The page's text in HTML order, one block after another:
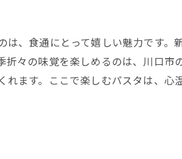
、食通にとって嬉しい魅力です。
々の味覚を楽しめるのは、川口市
ます。ここで楽しむパスタは、心